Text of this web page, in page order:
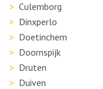
Culemborg
Dinxperlo
Doetinchem
Doornspijk
Druten
Duiven